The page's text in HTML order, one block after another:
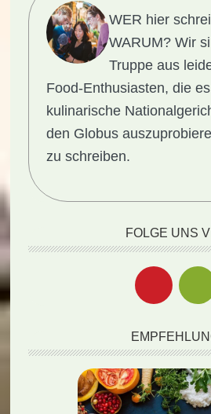
WER hier
WARUM? Wir
Truppe aus
Food-Enthusiasten, die
kulinarische
den Globus
zu schreiben.
FOLGE UNS